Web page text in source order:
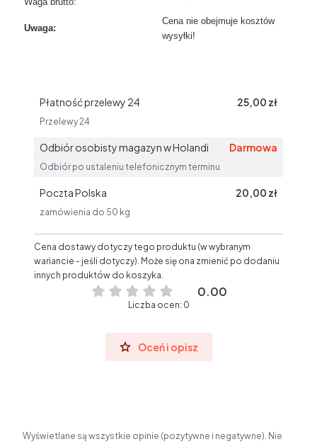
Uwaga:
Cena nie obejmuje kosztów
wysyłki!
Płatność przelewy 24 25,00 zł
Przelewy 24
Odbiór osobisty magazyn w Holandi Darmowa
Odbiór po ustaleniu telefonicznym terminu
Poczta Polska 20,00 zł
zamówienia do 50 kg
Cena dostawy dotyczy tego produktu (w wybranym
wariancie - jeśli dotyczy). Może się ona zmienić po dodaniu
innych produktów do koszyka.
0.00
Liczba ocen: 0
Oceń i opisz
Wyświetlane są wszystkie opinie (pozytywne i negatywne). Nie